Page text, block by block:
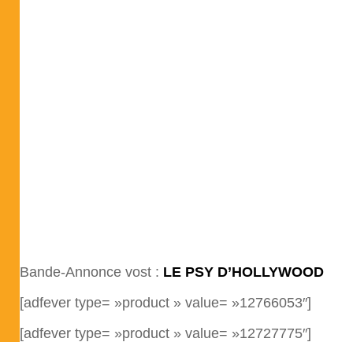
Bande-Annonce vost : LE PSY D’HOLLYWOOD
[adfever type= »product » value= »12766053″]
[adfever type= »product » value= »12727775″]